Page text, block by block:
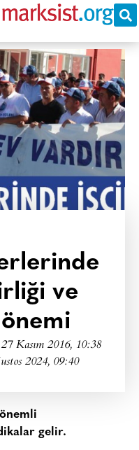
ve
27 Kasım 2016, 10:38
2024, 09:40
önemli
gelir.